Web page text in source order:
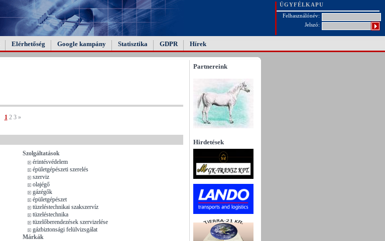
ÜGYFÉLKAPU
Felhasználónév:
Jelszó:
Elérhetőség Google kampány Statisztika GDPR Hírek
1 2 3 »
Szolgáltatások
érintésvédelem
épületgépészeti szerelés
szerviz
olajégő
gázégők
épületgépészet
tüzeléstechnikai szakszervíz
tüzeléstechnika
tüzelőberendezések szervizelése
gázbiztonsági felülvizsgálat
Márkák
Partnereink
Hirdetések